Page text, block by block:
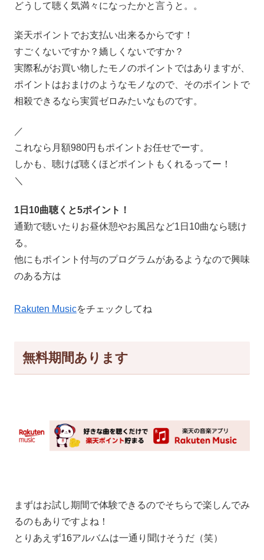
どうして聴く気満々になったかと言うと。。
楽天ポイントでお支払い出来るからです！
すごくないですか？嬌しくないですか？
実際私がお買い物したモノのポイントではありますが、
ポイントはおまけのようなモノなので、そのポイントで
相殺できるなら実質ゼロみたいなものです。
／
これなら月額980円もポイントお任せでーす。
しかも、聴けば聴くほどポイントもくれるってー！
＼
1日10曲聴くと5ポイント！
通勤で聴いたりお昼休憩やお風呂など1日10曲なら聴け
る。
他にもポイント付与のプログラムがあるようなので興味
のある方は
Rakuten Musicをチェックしてね
無料期間あります
まずはお試し期間で体験できるのでそちらで楽しんでみ
るのもありですよね！
とりあえず16アルバムは一通り聞けそうだ（笑）